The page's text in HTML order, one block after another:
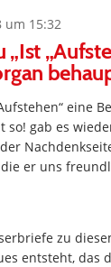
um 15:32
„Ist
eine
so! gab es
er uns
zu
entsteht, das